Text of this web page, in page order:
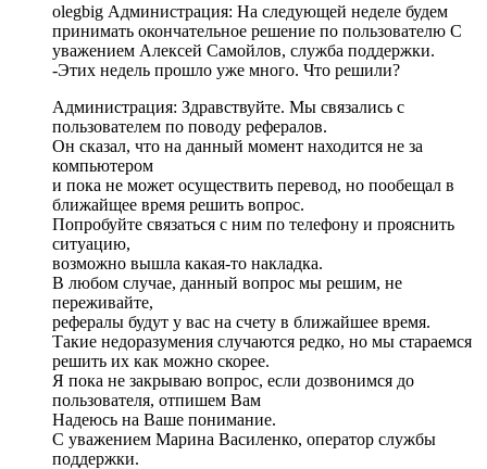
olegbig Администрация: На следующей неделе будем
принимать окончательное решение по пользователю С
уважением Алексей Самойлов, служба поддержки.
-Этих недель прошло уже много. Что решили?
Администрация: Здравствуйте. Мы связались с
пользователем по поводу рефералов.
Он сказал, что на данный момент находится не за
компьютером
и пока не может осуществить перевод, но пообещал в
ближайщее время решить вопрос.
Попробуйте связаться с ним по телефону и прояснить
ситуацию,
возможно вышла какая-то накладка.
В любом случае, данный вопрос мы решим, не
переживайте,
рефералы будут у вас на счету в ближайшее время.
Такие недоразумения случаются редко, но мы стараемся
решить их как можно скорее.
Я пока не закрываю вопрос, если дозвонимся до
пользователя, отпишем Вам
Надеюсь на Ваше понимание.
С уважением Марина Василенко, оператор службы
поддержки.